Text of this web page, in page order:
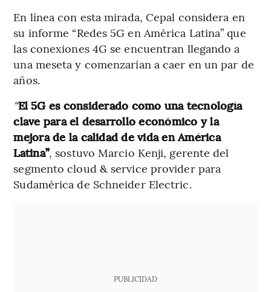
En línea con esta mirada, Cepal considera en
su informe “Redes 5G en América Latina” que
las conexiones 4G se encuentran llegando a
una meseta y comenzarían a caer en un par de
años.
“El 5G es considerado como una tecnología
clave para el desarrollo económico y la
mejora de la calidad de vida en América
Latina”, sostuvo Marcio Kenji, gerente del
segmento cloud & service provider para
Sudamérica de Schneider Electric.
PUBLICIDAD